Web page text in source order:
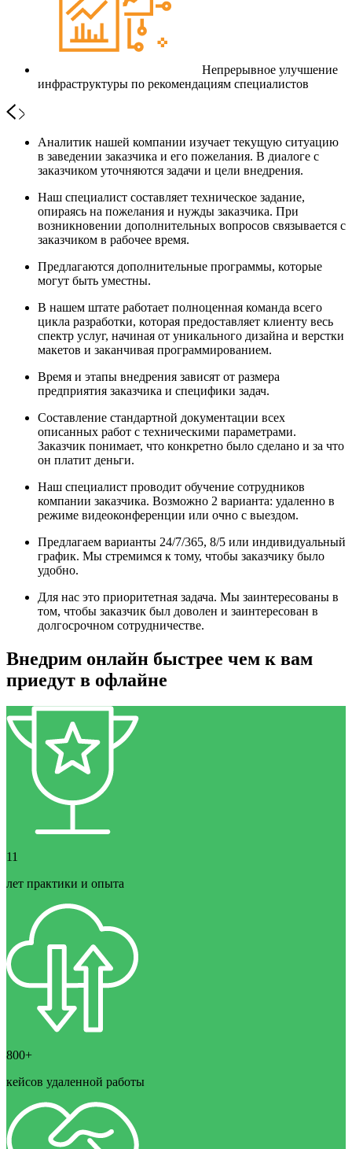
Непрерывное улучшение
инфраструктуры по рекомендациям специалистов
Аналитик нашей компании изучает текущую ситуацию
в заведении заказчика и его пожелания. В диалоге с
заказчиком уточняются задачи и цели внедрения.
Наш специалист составляет техническое задание,
опираясь на пожелания и нужды заказчика. При
возникновении дополнительных вопросов связывается с
заказчиком в рабочее время.
Предлагаются дополнительные программы, которые
могут быть уместны.
В нашем штате работает полноценная команда всего
цикла разработки, которая предоставляет клиенту весь
спектр услуг, начиная от уникального дизайна и верстки
макетов и заканчивая программированием.
Время и этапы внедрения зависят от размера
предприятия заказчика и специфики задач.
Составление стандартной документации всех
описанных работ с техническими параметрами.
Заказчик понимает, что конкретно было сделано и за что
он платит деньги.
Наш специалист проводит обучение сотрудников
компании заказчика. Возможно 2 варианта: удаленно в
режиме видеоконференции или очно с выездом.
Предлагаем варианты 24/7/365, 8/5 или индивидуальный
график. Мы стремимся к тому, чтобы заказчику было
удобно.
Для нас это приоритетная задача. Мы заинтересованы в
том, чтобы заказчик был доволен и заинтересован в
долгосрочном сотрудничестве.
Внедрим онлайн быстрее чем к вам
приедут в офлайне
11
лет практики и опыта
800+
кейсов удаленной работы